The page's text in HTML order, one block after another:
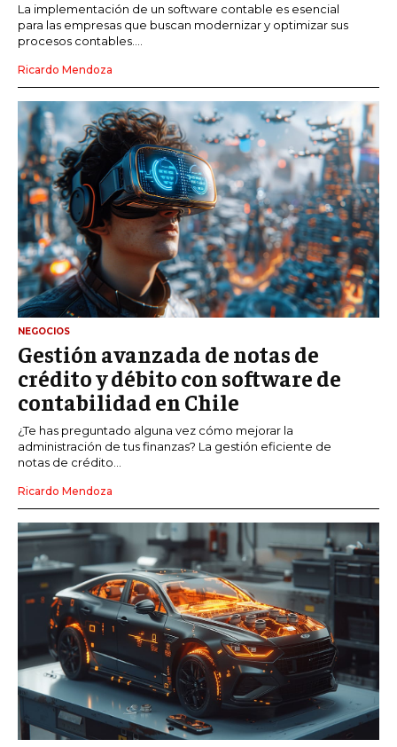
La implementación de un software contable es esencial
para las empresas que buscan modernizar y optimizar sus
procesos contables....
Ricardo Mendoza
NEGOCIOS
Gestión avanzada de notas de
crédito y débito con software de
contabilidad en Chile
¿Te has preguntado alguna vez cómo mejorar la
administración de tus finanzas? La gestión eficiente de
notas de crédito...
Ricardo Mendoza